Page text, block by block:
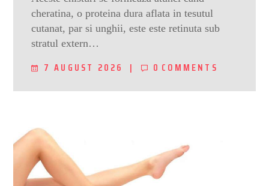
cheratina, o proteina dura aflata in tesutul
cutanat, par si unghii, este este retinuta sub
stratul extern…
7 AUGUST 2026 0 COMMENTS